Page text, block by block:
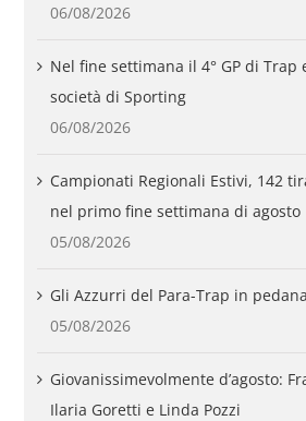
06/08/2026
Nel fine settimana il 4° GP di Trap
società di Sporting
06/08/2026
Campionati Regionali Estivi, 142
nel primo fine settimana di agosto
05/08/2026
Gli Azzurri del Para-Trap in
05/08/2026
Giovanissimevolmente d’agosto:
Ilaria Goretti e Linda Pozzi